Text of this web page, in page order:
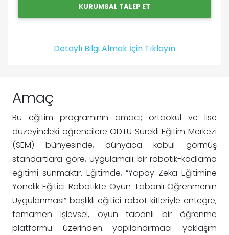
KURUMSAL TALEP ET
Detaylı Bilgi Almak İçin Tıklayın
Amaç
Bu eğitim programının amacı; ortaokul ve lise
düzeyindeki öğrencilere ODTÜ Sürekli Eğitim Merkezi
(SEM) bünyesinde, dünyaca kabul görmüş
standartlara göre, uygulamalı bir robotik-kodlama
eğitimi sunmaktır. Eğitimde, “Yapay Zeka Eğitimine
Yönelik Eğitici Robotikte Oyun Tabanlı Öğrenmenin
Uygulanması” başlıklı eğitici robot kitleriyle entegre,
tamamen işlevsel, oyun tabanlı bir öğrenme
platformu üzerinden yapılandırmacı yaklaşım